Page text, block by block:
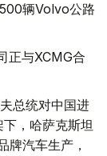
辆Volvo公路
与XCMG合
总统对中国进
，哈萨克斯坦
汽车生产，